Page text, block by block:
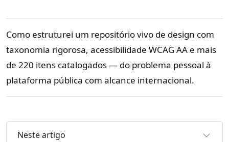
Como estruturei um repositório vivo de design com
taxonomia rigorosa, acessibilidade WCAG AA e mais
de 220 itens catalogados — do problema pessoal à
plataforma pública com alcance internacional.
Neste artigo